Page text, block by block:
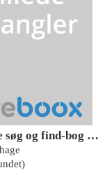
Min store søg og find-bog med Rasmus Klump